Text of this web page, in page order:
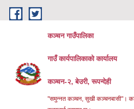
Skip to main content
कञ्चन गाउँपालिका
गाउँ कार्यपालिकाको कार्यालय
कञ्‍चन-२, बेउरी, रूपन्देही
"समुन्‍नत कञ्‍चन, सुखी कञ्‍चनबासी"।